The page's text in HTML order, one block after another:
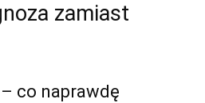
zamiast
co naprawdę